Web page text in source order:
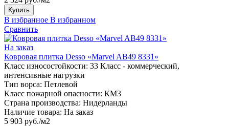
Купить
В избранное В избранном
Сравнить
На заказ
Ковровая плитка Desso «Marvel AB49 8331»
Класс износостойкости: 33 Класс - коммерческий,
интенсивные нагрузки
Тип ворса: Петлевой
Класс пожарной опасности: КМ3
Страна производства: Нидерланды
Наличие товара: На заказ
5 903 руб./м2